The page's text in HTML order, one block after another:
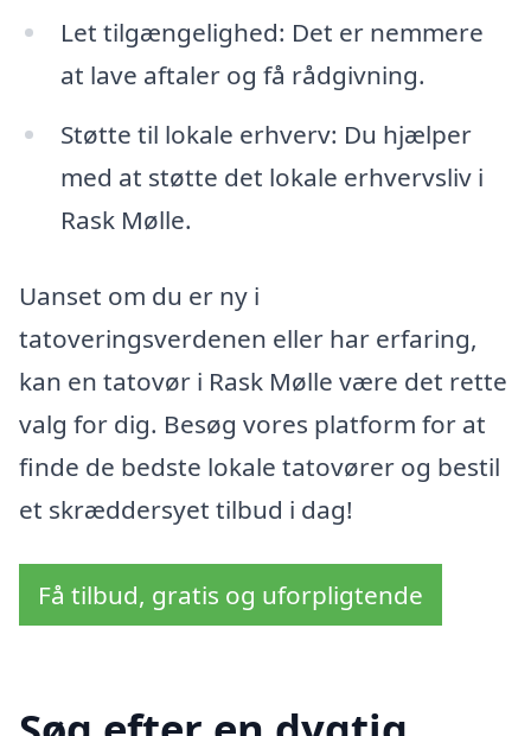
Let tilgængelighed: Det er nemmere
at lave aftaler og få rådgivning.
Støtte til lokale erhverv: Du hjælper
med at støtte det lokale erhvervsliv i
Rask Mølle.
Uanset om du er ny i
tatoveringsverdenen eller har erfaring,
kan en tatovør i Rask Mølle være det rette
valg for dig. Besøg vores platform for at
finde de bedste lokale tatovører og bestil
et skræddersyet tilbud i dag!
Få tilbud, gratis og uforpligtende